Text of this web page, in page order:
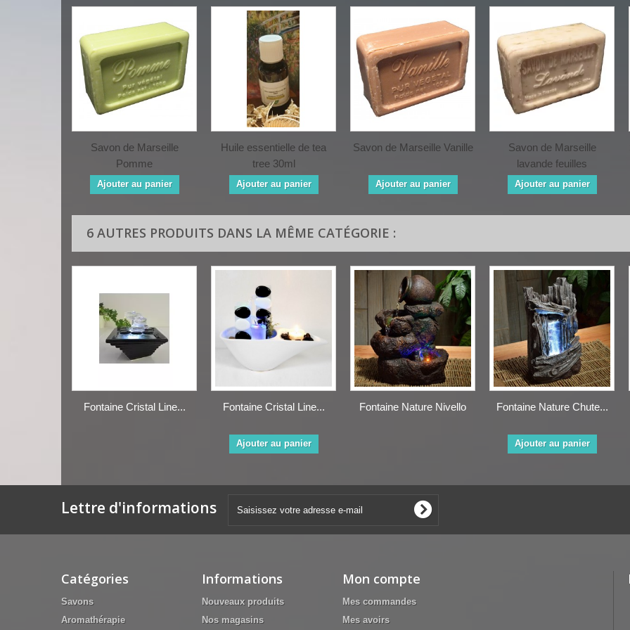
Savon de Marseille
Pomme
Ajouter au panier
Huile essentielle de tea
tree 30ml
Ajouter au panier
Savon de Marseille Vanille
Ajouter au panier
Savon de Marseille
lavande feuilles
Ajouter au panier
6 AUTRES PRODUITS DANS LA MÊME CATÉGORIE :
Fontaine Cristal Line... Fontaine Cristal Line...
Ajouter au panier
Fontaine Nature Nivello Fontaine Nature Chute...
Ajouter au panier
Lettre d'informations
Catégories
Savons
Aromathérapie
Informations
Nouveaux produits
Nos magasins
Mon compte
Mes commandes
Mes avoirs